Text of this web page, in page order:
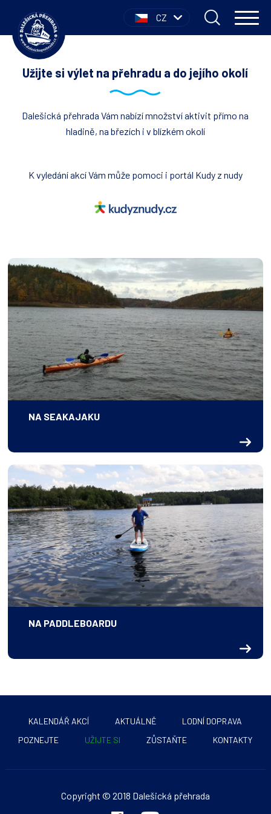
CZ
Užijte si výlet na přehradu a do jejího okolí
Dalešická přehrada Vám nabízí množství aktivit přímo na
hladině, na březích i v blízkém okolí
K vyledání akcí Vám může pomoci i portál Kudy z nudy
NA SEAKAJAKU
NA PADDLEBOARDU
KALENDÁŘ AKCÍ AKTUÁLNĚ
LODNÍ DOPRAVA
POZNEJTE
UŽIJTE SI ZŮSTAŇTE KONTAKTY
Copyright © 2018 Dalešická přehrada